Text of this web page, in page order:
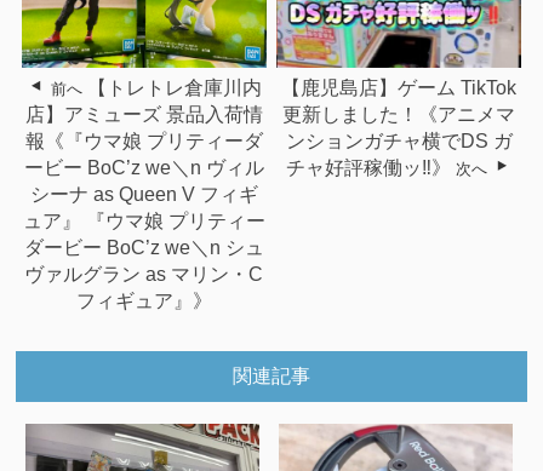
前へ
【トレトレ倉庫川内
店】アミューズ 景品入荷情
報《『ウマ娘 プリティーダ
ービー BoC’z we＼n ヴィル
シーナ as Queen V フィギ
ュア』 『ウマ娘 プリティー
ダービー BoC’z we＼n シュ
ヴァルグラン as マリン・C
フィギュア』》
【鹿児島店】ゲーム TikTok
更新しました！《アニメマ
ンションガチャ横でDS ガ
チャ好評稼働ッ‼》
次へ
関連記事